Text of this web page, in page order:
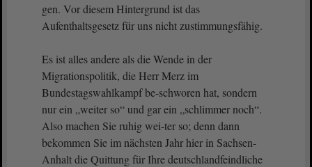
gen. Vor diesem Hintergrund ist das
Aufenthaltsgesetz für uns nicht zustimmungsfähig.
Es ist alles andere als die Wende in der
Migrationspolitik, die Herr Merz im
Bundestagswahlkampf be-schworen hat, sondern
nur ein „weiter so“ und gar ein „schlimmer noch“.
Also machen Sie ruhig wei-ter so; denn dann
bekommen Sie im nächsten Jahr hier in Sachsen-
Anhalt die Quittung für Ihre deutschlandfeindliche